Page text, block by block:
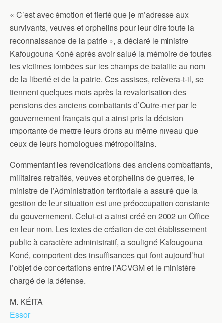
« C’est avec émotion et fierté que je m’adresse aux
survivants, veuves et orphelins pour leur dire toute la
reconnaissance de la patrie », a déclaré le ministre
Kafougouna Koné après avoir salué la mémoire de toutes
les victimes tombées sur les champs de bataille au nom
de la liberté et de la patrie. Ces assises, relèvera-t-il, se
tiennent quelques mois après la revalorisation des
pensions des anciens combattants d’Outre-mer par le
gouvernement français qui a ainsi pris la décision
importante de mettre leurs droits au même niveau que
ceux de leurs homologues métropolitains.
Commentant les revendications des anciens combattants,
militaires retraités, veuves et orphelins de guerres, le
ministre de l’Administration territoriale a assuré que la
gestion de leur situation est une préoccupation constante
du gouvernement. Celui-ci a ainsi créé en 2002 un Office
en leur nom. Les textes de création de cet établissement
public à caractère administratif, a souligné Kafougouna
Koné, comportent des insuffisances qui font aujourd’hui
l’objet de concertations entre l’ACVGM et le ministère
chargé de la défense.
M. KÉITA
Essor